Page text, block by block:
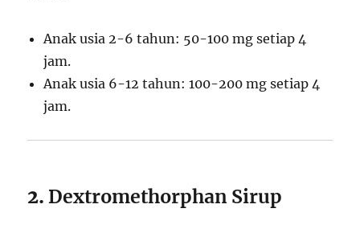
Anak usia 2-6 tahun: 50-100 mg setiap 4
jam.
Anak usia 6-12 tahun: 100-200 mg setiap 4
jam.
2.Dextromethorphan Sirup